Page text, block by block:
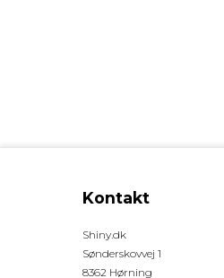
Kontakt
Shiny.dk
Sønderskovvej 1
8362 Hørning